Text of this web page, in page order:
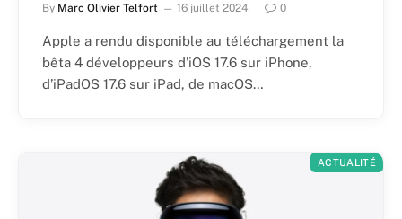
By Marc Olivier Telfort 16 juillet 2024 0
Apple a rendu disponible au téléchargement la
bêta 4 développeurs d’iOS 17.6 sur iPhone,
d’iPadOS 17.6 sur iPad, de macOS…
ACTUALITÉ